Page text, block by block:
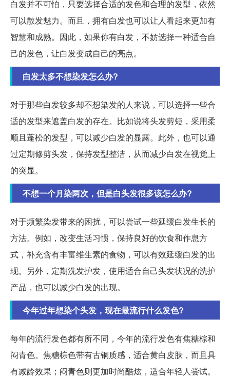
白发并不可怕，只要选择合适的发色和合理的发型，依然
可以散发魅力。而且，拥有白发也可以让人看起来更加有
智慧和成熟。因此，如果你有白发，不妨选择一种适合自
己的发色，让白发变成自己的亮点。
白发太多不想染发怎么办?
对于那些白发较多却不想染发的人来说，可以选择一些合
适的发型来遮盖白发的存在。比如说将头发剪短，采用柔
顺且蓬松的发型，可以减少白发的显露。此外，也可以通
过定期修剪头发，保持发型整洁，从而减少白发在视觉上
的突显。
不想一个月染两次，但是白头发很多该怎么办?
对于频繁染发带来的困扰，可以尝试一些延缓白发生长的
方法。例如，改变生活习惯，保持良好的饮食和作息方
式，补充含有丰富维生素的食物，可以有效延缓白发的出
现。另外，定期洗发护发，使用适合自己头发状况的洗护
产品，也可以减少白发的出现。
今年过年想染个头发，现在最流行什么发色?
每年的流行发色都有所不同，今年的流行发色有焦糖棕和
闷青色。焦糖棕色带有古铜质感，适合黄白皮肤，而且具
有减龄效果；闷青色则更加时尚酷炫，适合年轻人尝试。